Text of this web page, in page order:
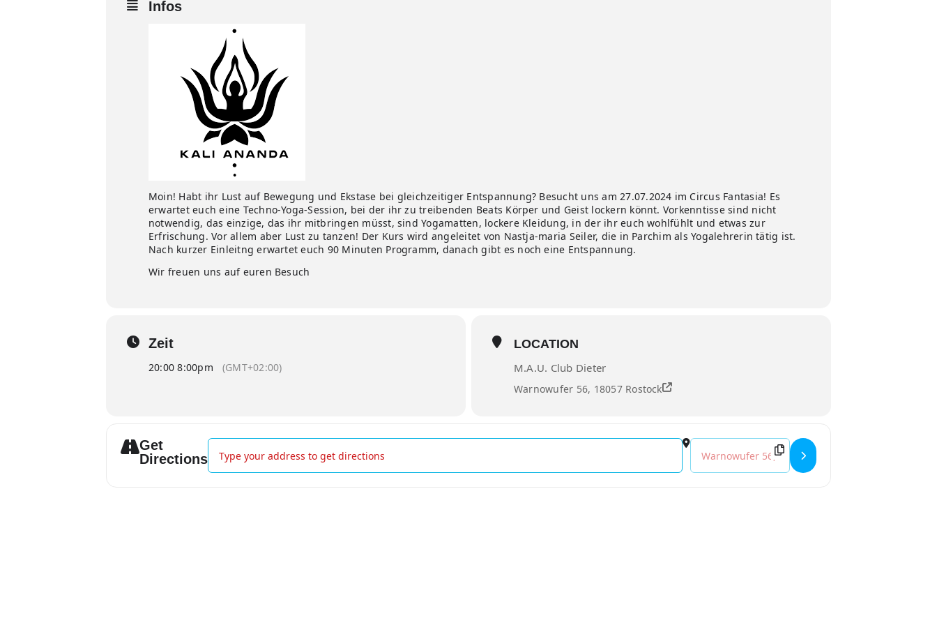
Infos
Moin! Habt ihr Lust auf Bewegung und Ekstase bei gleichzeitiger Entspannung? Besucht uns am 27.07.2024 im Circus Fantasia! Es
erwartet euch eine Techno-Yoga-Session, bei der ihr zu treibenden Beats Körper und Geist lockern könnt. Vorkenntisse sind nicht
notwendig, das einzige, das ihr mitbringen müsst, sind Yogamatten, lockere Kleidung, in der ihr euch wohlfühlt und etwas zur
Erfrischung. Vor allem aber Lust zu tanzen! Der Kurs wird angeleitet von Nastja-maria Seiler, die in Parchim als Yogalehrerin tätig ist.
Nach kurzer Einleitng erwartet euch 90 Minuten Programm, danach gibt es noch eine Entspannung.
Wir freuen uns auf euren Besuch
Zeit
20:00 8:00pm (GMT+02:00)
LOCATION
M.A.U. Club Dieter
Warnowufer 56, 18057 Rostock
Get
Directions
Address - Kali Ananda Techno Yoga [] Destination Address - Kali Ananda Techno Yoga []